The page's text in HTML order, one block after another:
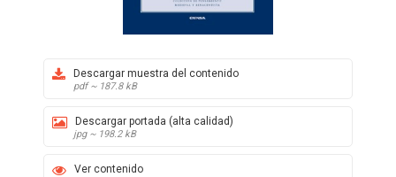
Descargar muestra del contenido
pdf ~ 187.8 kB
Descargar portada (alta calidad)
jpg ~ 198.2 kB
Ver contenido